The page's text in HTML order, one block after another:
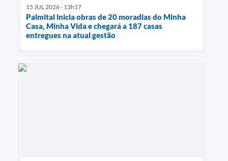
15 JUL 2026 - 13h17
Palmital inicia obras de 20 moradias do Minha
Casa, Minha Vida e chegará a 187 casas
entregues na atual gestão